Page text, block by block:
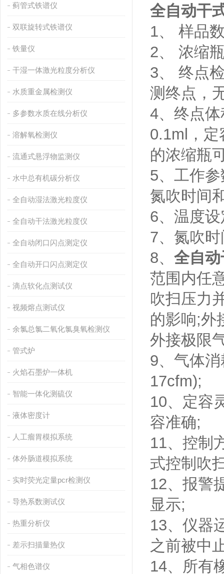
蓟管式铁谱仪
双联旋转式铁谱仪
铁量仪
干湿一体激光粒度分析仪
水质重金属检测仪
多参数水质在线分析仪
溶解氧检测仪
流通式悬浮物监测仪
水中总有机碳分析仪
全自动湿法激光粒度仪
全自动干法激光粒度仪
全自动闭口闪点测定仪
全自动开口闪点测定仪
滴点软化点测试仪
视频熔点测试仪
余氯总氯二氧化氯臭氧检测仪
管式炉
火焰石墨炉一体机
智能一体化测硫仪
液体密度计
人工瘤胃模拟系统
体外肠道模拟系统
实时荧光定量pcr检测仪
导热系数测试仪
热重分析仪
差示扫描量热仪
气相色谱仪
全自动干
1、 样品
2、 浓缩
3、 终点
测终点，
4、终点
0.1ml，
的浓缩瓶
5、工作
氮吹时间
6、温度
7、氮吹
8、 全自
范围内任
吹扫压力
的影响;外
外接极限
9、气体
17cfm);
10、定容
容准确;
11、控制
式控制吹
12、报警
显示;
13、仪器
之前被中
14、所有